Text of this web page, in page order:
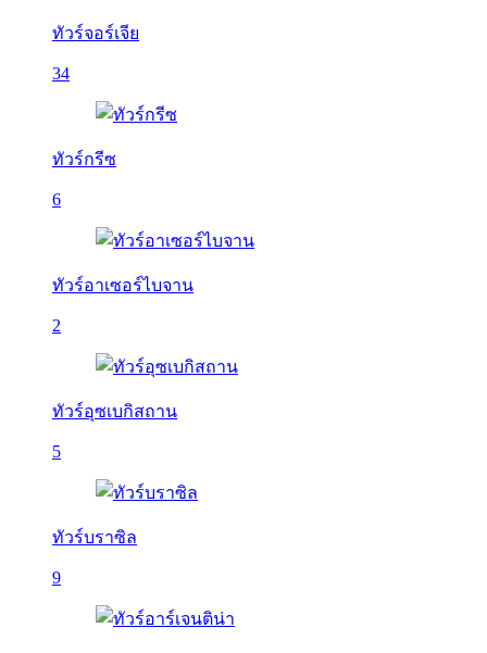
ทัวร์จอร์เจีย
34
ทัวร์กรีซ
6
ทัวร์อาเซอร์ไบจาน
2
ทัวร์อุซเบกิสถาน
5
ทัวร์บราซิล
9